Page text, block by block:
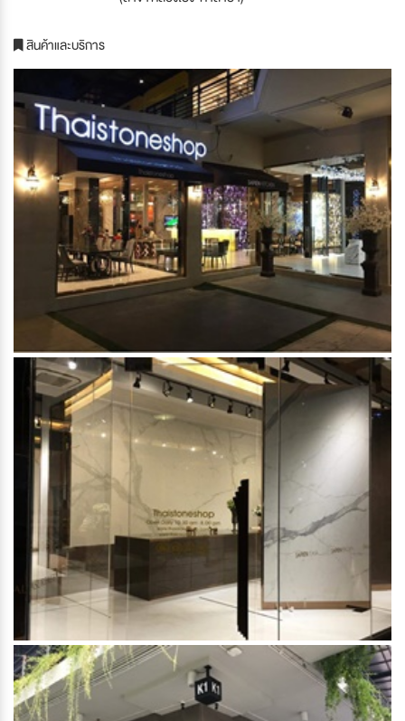
สินค้าและบริการ